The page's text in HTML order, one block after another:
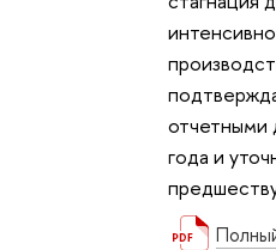
отчетными
года и